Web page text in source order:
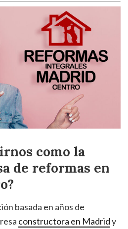
como la
de reformas en
basada en años de
constructora en Madridy